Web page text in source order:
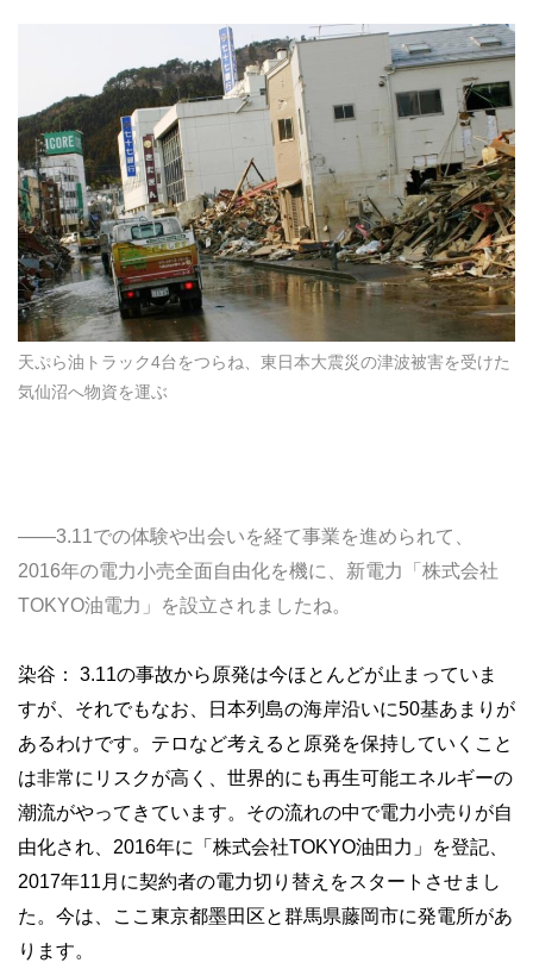
天ぷら油トラック4台をつらね、東日本大震災の津波被害を受けた
気仙沼へ物資を運ぶ
――3.11での体験や出会いを経て事業を進められて、
2016年の電力小売全面自由化を機に、新電力「株式会社
TOKYO油電力」を設立されましたね。
染谷： 3.11の事故から原発は今ほとんどが止まっていま
すが、それでもなお、日本列島の海岸沿いに50基あまりが
あるわけです。テロなど考えると原発を保持していくこと
は非常にリスクが高く、世界的にも再生可能エネルギーの
潮流がやってきています。その流れの中で電力小売りが自
由化され、2016年に「株式会社TOKYO油田力」を登記、
2017年11月に契約者の電力切り替えをスタートさせまし
た。今は、ここ東京都墨田区と群馬県藤岡市に発電所があ
ります。